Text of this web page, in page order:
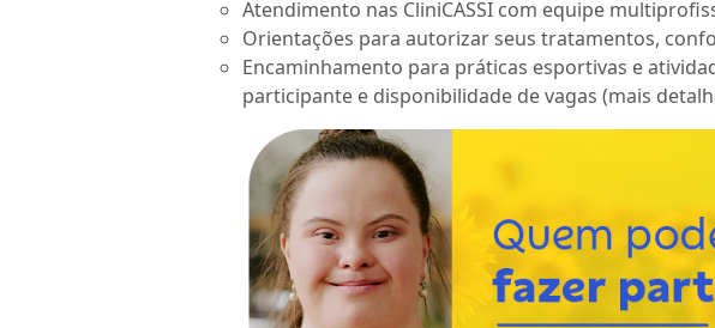
Atendimento nas CliniCASSI com equipe
Orientações para autorizar seus tratamentos,
Encaminhamento para práticas esportivas e
participante e disponibilidade de vagas (mais